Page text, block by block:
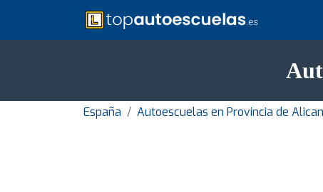
España Autoescuelas en Provincia de